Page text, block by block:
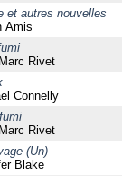
et autres nouvelles
Amis
Rivet
Connelly
Rivet
(Un)
Blake